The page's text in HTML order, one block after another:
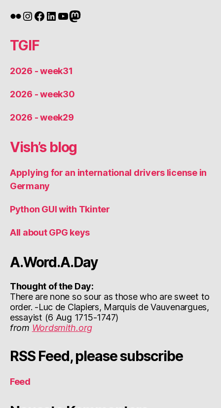
Flickr
Instagram
Facebook
LinkedIn
YouTube
Mastodon
TGIF
2026 - week31
2026 - week30
2026 - week29
Vish’s blog
Applying for an international drivers license in
Germany
Python GUI with Tkinter
All about GPG keys
A.Word.A.Day
Thought of the Day:
There are none so sour as those who are sweet to
order. -Luc de Clapiers, Marquis de Vauvenargues,
essayist (6 Aug 1715-1747)
from Wordsmith.org
RSS Feed, please subscribe
Feed